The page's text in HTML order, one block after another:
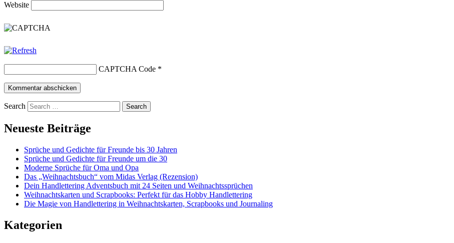
Website
CAPTCHA Code *
Search
Neueste Beiträge
Sprüche und Gedichte für Freunde bis 30 Jahren
Sprüche und Gedichte für Freunde um die 30
Moderne Sprüche für Oma und Opa
Das „Weihnachtsbuch“ vom Midas Verlag (Rezension)
Dein Handlettering Adventsbuch mit 24 Seiten und Weihnachtssprüchen
Weihnachtskarten und Scrapbooks: Perfekt für das Hobby Handlettering
Die Magie von Handlettering in Weihnachtskarten, Scrapbooks und Journaling
Kategorien